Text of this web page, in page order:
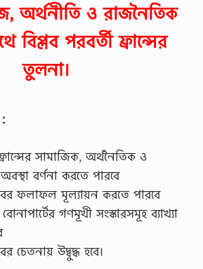
অর্থনীতি ও রাজনৈতিক
বিপ্লব পরবর্তী ফ্রান্সের
তুলনা।
সামাজিক, অর্থনৈতিক ও
বর্ণনা করতে পারবে
ফলাফল মূল্যায়ন করতে পারবে
গণমূখী সংস্কারসমূহ ব্যাখ্যা
চেতনায় উদ্বুদ্ধ হবে।